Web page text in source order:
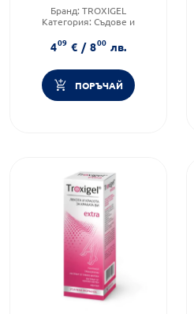
Бранд: TROXIGEL
Категория: Съдове и
Приложение:дермално
409 € / 800 лв.
ПОРЪЧАЙ